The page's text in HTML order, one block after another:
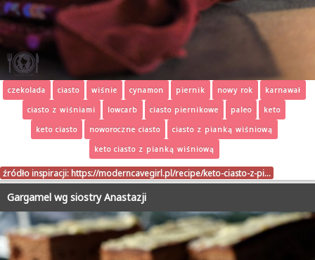
czekolada ciasto wiśnie cynamon piernik nowy rok
karnawał
ciasto z wiśniami
lowcarb ciasto piernikowe paleo
keto
keto ciasto
noworoczne ciasto
ciasto z pianką wiśniową
keto ciasto z pianką wiśniową
źródło inspiracji: https://moderncavegirl.pl/recipe/keto-ciasto-z-pi…
Gargamel wg siostry Anastazji